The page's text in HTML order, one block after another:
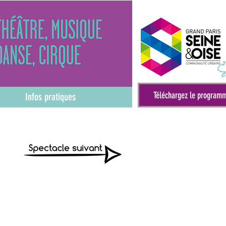
Infos pratiques Téléchargez le